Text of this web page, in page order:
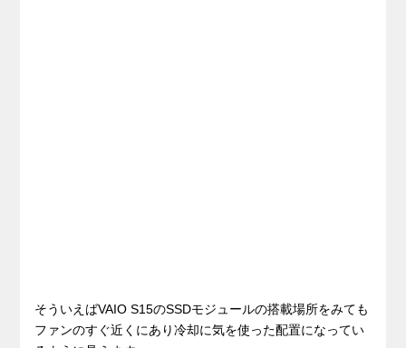
そういえばVAIO S15のSSDモジュールの搭載場所をみても
ファンのすぐ近くにあり冷却に気を使った配置になってい